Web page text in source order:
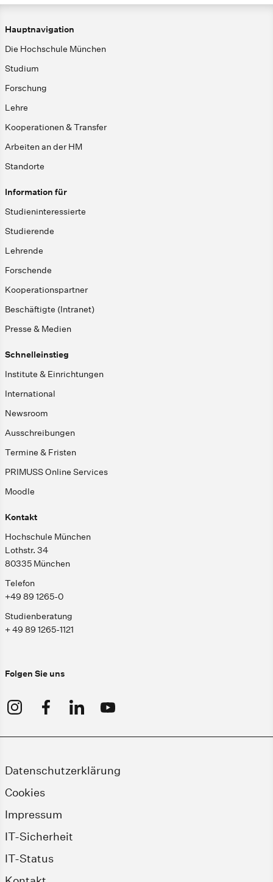
Hauptnavigation
Die Hochschule München
Studium
Forschung
Lehre
Kooperationen & Transfer
Arbeiten an der HM
Standorte
Information für
Studieninteressierte
Studierende
Lehrende
Forschende
Kooperationspartner
Beschäftigte (Intranet)
Presse & Medien
Schnelleinstieg
Institute & Einrichtungen
International
Newsroom
Ausschreibungen
Termine & Fristen
PRIMUSS Online Services
Moodle
Kontakt
Hochschule München
Lothstr. 34
80335 München
Telefon
+49 89 1265-0
Studienberatung
+ 49 89 1265-1121
Folgen Sie uns
Datenschutzerklärung
Cookies
Impressum
IT-Sicherheit
IT-Status